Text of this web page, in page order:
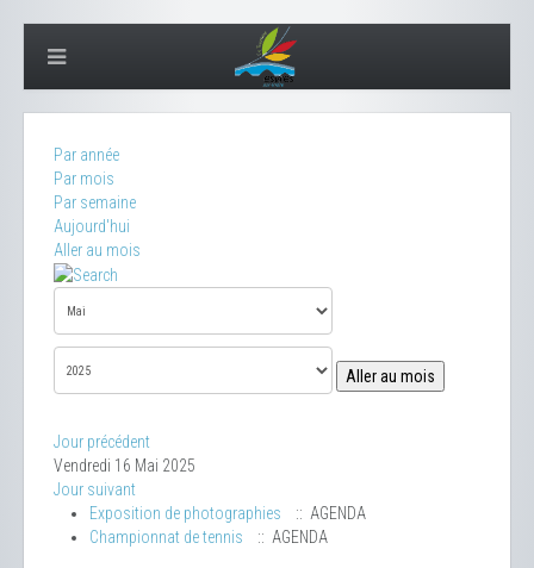
Par année
Par mois
Par semaine
Aujourd'hui
Aller au mois
Aller au mois
Jour précédent
Vendredi 16 Mai 2025
Jour suivant
Exposition de photographies
:: AGENDA
Championnat de tennis
:: AGENDA